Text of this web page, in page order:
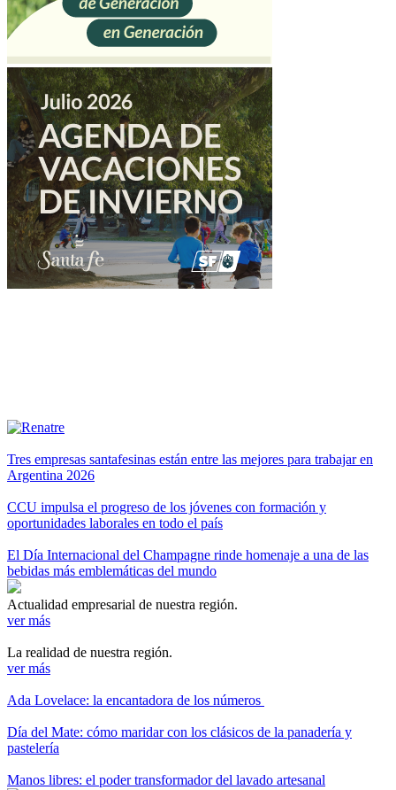
Tres empresas santafesinas están entre las mejores para trabajar en
Argentina 2026
CCU impulsa el progreso de los jóvenes con formación y
oportunidades laborales en todo el país
El Día Internacional del Champagne rinde homenaje a una de las
bebidas más emblemáticas del mundo
Actualidad empresarial de nuestra región.
ver más
La realidad de nuestra región.
ver más
Ada Lovelace: la encantadora de los números
Día del Mate: cómo maridar con los clásicos de la panadería y
pastelería
Manos libres: el poder transformador del lavado artesanal